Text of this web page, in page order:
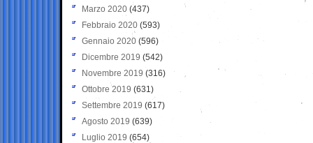
Marzo 2020 (437)
Febbraio 2020 (593)
Gennaio 2020 (596)
Dicembre 2019 (542)
Novembre 2019 (316)
Ottobre 2019 (631)
Settembre 2019 (617)
Agosto 2019 (639)
Luglio 2019 (654)